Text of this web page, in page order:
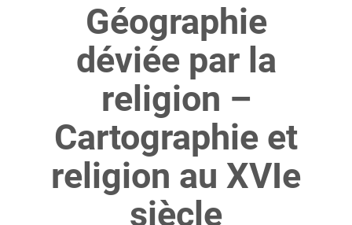
Géographie
déviée par la
religion –
Cartographie et
religion au XVIe
siècle